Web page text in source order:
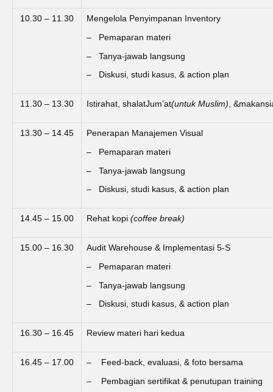
10.30 – 11.30 Mengelola Penyimpanan Inventory
– Pemaparan materi
– Tanya-jawab langsung
– Diskusi, studi kasus, & action plan
11.30 – 13.30 Istirahat, shalatJum’at(untuk Muslim),
13.30 – 14.45 Penerapan Manajemen Visual
– Pemaparan materi
– Tanya-jawab langsung
– Diskusi, studi kasus, & action plan
14.45 – 15.00 Rehat kopi (coffee break)
15.00 – 16.30 Audit Warehouse & Implementasi 5-S
– Pemaparan materi
– Tanya-jawab langsung
– Diskusi, studi kasus, & action plan
16.30 – 16.45 Review materi hari kedua
16.45 – 17.00 – Feed-back, evaluasi, & foto bersama
– Pembagian sertifikat & penutupan training